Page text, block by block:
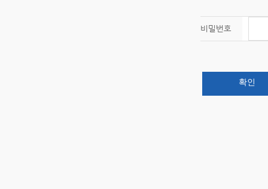
비밀번호
확인